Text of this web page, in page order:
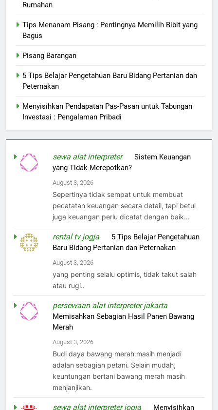
Rumahan
Tips Menanam Pisang : Pentingnya Memilih Bibit yang
Bagus
Pisang Barangan
5 Tips Belajar Pengetahuan Baru Bidang Pertanian dan
Peternakan
Menyisihkan Pendapatan Pas-Pasan untuk Tabungan
Investasi : Pengalaman Pribadi
sewa alat interpreteronSistem Keuangan
yang Tidak Merepotkan?
August 3, 2026
Sepertinya tidak sempat untuk membuat
pecatatan keuangan secara detail, tapi betul
juga keuangan perlu dicatat dengan baik...
rental tv jogja
5 Tips Belajar Pengetahuan
Baru Bidang Pertanian dan Peternakan
August 3, 2026
yang penting selalu optimis, tidak takut salah
atau rugi..
persewaan alat interpreter jakarta
Memisahkan Sebagian Hasil Panen Bawang
Merah
August 3, 2026
Budi daya bawang merah masih menjadi
adalan sebagian petani. Selain mudah,
keuntungan bertani bawang merah masih
menjanjikan.
sewa alat interpreter jogja Menyisihkan